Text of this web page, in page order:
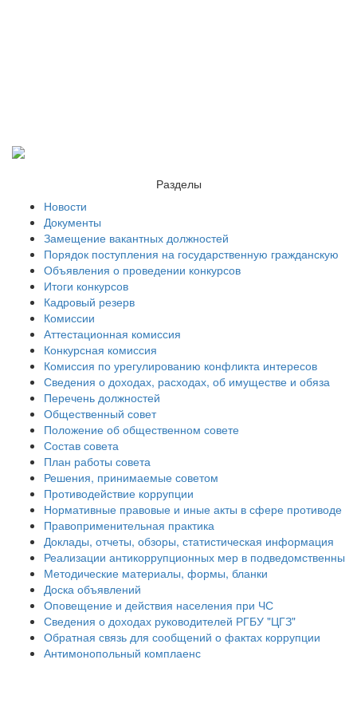
Разделы
Новости
Документы
Замещение вакантных должностей
Порядок поступления на государственную гражданскую
Объявления о проведении конкурсов
Итоги конкурсов
Кадровый резерв
Комиссии
Аттестационная комиссия
Конкурсная комиссия
Комиссия по урегулированию конфликта интересов
Сведения о доходах, расходах, об имуществе и обяза
Перечень должностей
Общественный совет
Положение об общественном совете
Состав совета
План работы совета
Решения, принимаемые советом
Противодействие коррупции
Нормативные правовые и иные акты в сфере противоде
Правоприменительная практика
Доклады, отчеты, обзоры, статистическая информация
Реализации антикоррупционных мер в подведомственны
Методические материалы, формы, бланки
Доска объявлений
Оповещение и действия населения при ЧС
Сведения о доходах руководителей РГБУ "ЦГЗ"
Обратная связь для сообщений о фактах коррупции
Антимонопольный комплаенс